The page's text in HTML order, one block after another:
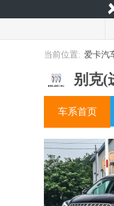
当前位置: 爱卡汽
别克(
车系首页